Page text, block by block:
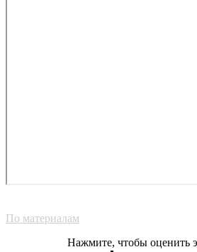
По материалам
Нажмите, чтобы оценить